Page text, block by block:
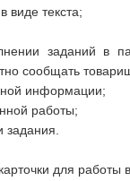
текста;
заданий в
сообщать
информации;
работы;
для работы